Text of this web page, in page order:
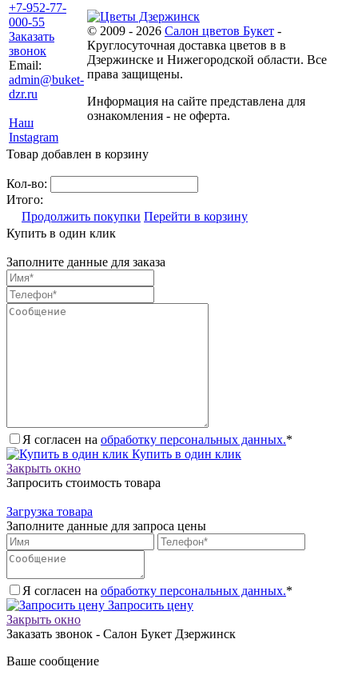
+7-952-77-
000-55
Заказать
звонок
Email:
admin@buket-
dzr.ru
Наш
Instagram
© 2009 - 2026 Салон цветов Букет -
Круглосуточная доставка цветов в в
Дзержинске и Нижегородской области. Все
права защищены.
Информация на сайте представлена для
ознакомления - не оферта.
Товар добавлен в корзину
Кол-во:
Итого:
Продолжить покупки Перейти в корзину
Купить в один клик
Заполните данные для заказа
Я согласен на обработку персональных данных.*
Купить в один клик
Закрыть окно
Запросить стоимость товара
Загрузка товара
Заполните данные для запроса цены
Я согласен на обработку персональных данных.*
Запросить цену
Закрыть окно
Заказать звонок - Салон Букет Дзержинск
Ваше сообщение